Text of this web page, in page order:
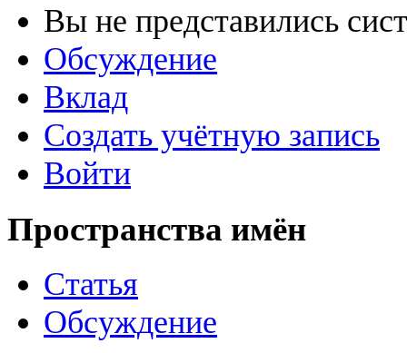
Вы не представились
Обсуждение
Вклад
Создать учётную запись
Войти
Пространства имён
Статья
Обсуждение